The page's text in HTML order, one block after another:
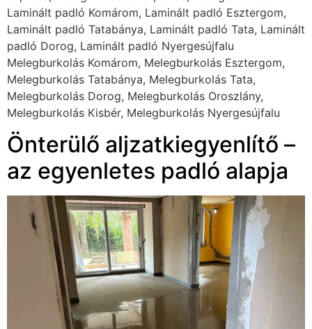
Önterülő aljzatkiegyenlítő – az egyenletes padló alapja
A szép és tartós padlóburkolat titka nemcsak a
megfelelő anyag kiválasztásában rejlik, hanem abban is,
hogy milyen alapra kerül a burkolat. Legyen szó laminált
padlóról, parkettáról vagy bármilyen más burkolatról, az
aljzatkiegyenlítés elengedhetetlen lépés. Az önterülő
aljzatkiegyenlítő, ismertebb nevén Padlopon, pontosan